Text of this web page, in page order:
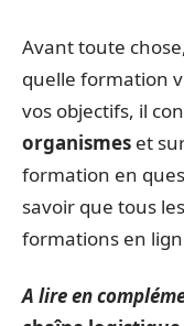
Avant toute
quelle formation
vos objectifs, il
organismes et
formation en
savoir que tous
formations en
A lire en